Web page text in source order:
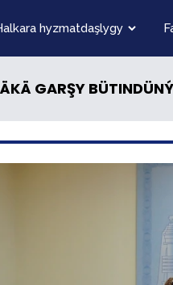
hyzmatdaşlygy
GARŞY